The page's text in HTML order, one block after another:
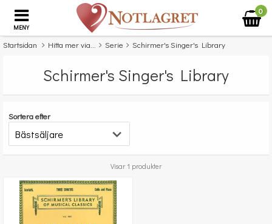
MENY
0
Startsidan Hitta mer via... Serie Schirmer's Singer's Library
Schirmer's Singer's Library
Sortera efter
Visar 1 produkter